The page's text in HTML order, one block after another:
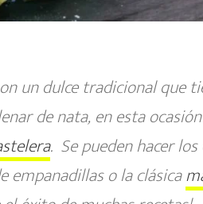
un dulce tradicional que
de nata, en esta
. Se pueden hacer
empanadillas o la clásica